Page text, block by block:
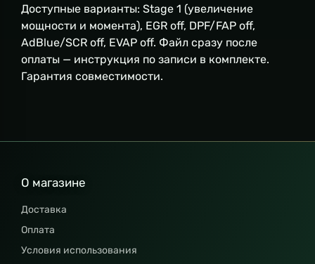
Доступные варианты: Stage 1 (увеличение
мощности и момента), EGR off, DPF/FAP off,
AdBlue/SCR off, EVAP off. Файл сразу после
оплаты — инструкция по записи в комплекте.
Гарантия совместимости.
О магазине
Доставка
Оплата
Условия использования